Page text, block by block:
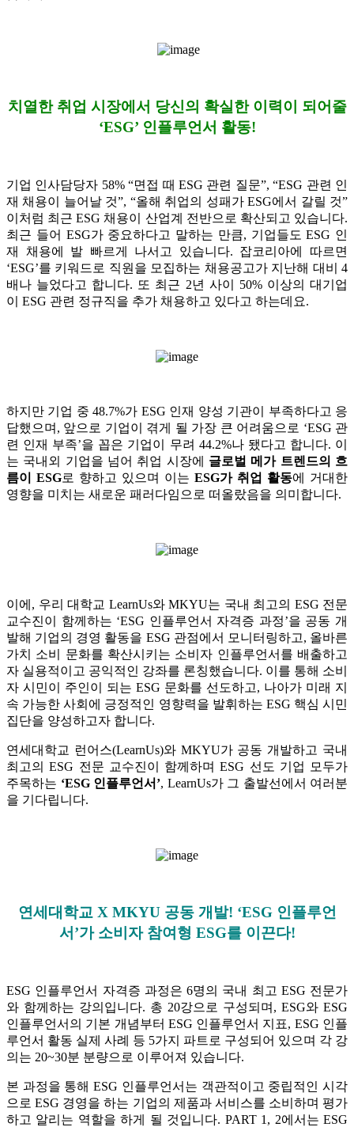
치열한 취업 시장에서 당신의 확실한 이력이 되어줄
‘ESG’ 인플루언서 활동!
기업 인사담당자 58% “면접 때 ESG 관련 질문”, “ESG 관련 인
재 채용이 늘어날 것”, “올해 취업의 성패가 ESG에서 갈릴 것”
이처럼 최근 ESG 채용이 산업계 전반으로 확산되고 있습니다.
최근 들어 ESG가 중요하다고 말하는 만큼, 기업들도 ESG 인
재 채용에 발 빠르게 나서고 있습니다. 잡코리아에 따르면
‘ESG’를 키워드로 직원을 모집하는 채용공고가 지난해 대비 4
배나 늘었다고 합니다. 또 최근 2년 사이 50% 이상의 대기업
이 ESG 관련 정규직을 추가 채용하고 있다고 하는데요.
하지만 기업 중 48.7%가 ESG 인재 양성 기관이 부족하다고 응
답했으며, 앞으로 기업이 겪게 될 가장 큰 어려움으로 ‘ESG 관
련 인재 부족’을 꼽은 기업이 무려 44.2%나 됐다고 합니다. 이
는 국내외 기업을 넘어 취업 시장에 글로벌 메가 트렌드의 흐
름이 ESG로 향하고 있으며 이는 ESG가 취업 활동에 거대한
영향을 미치는 새로운 패러다임으로 떠올랐음을 의미합니다.
이에, 우리 대학교 LearnUs와 MKYU는 국내 최고의 ESG 전문
교수진이 함께하는 ‘ESG 인플루언서 자격증 과정’을 공동 개
발해 기업의 경영 활동을 ESG 관점에서 모니터링하고, 올바른
가치 소비 문화를 확산시키는 소비자 인플루언서를 배출하고
자 실용적이고 공익적인 강좌를 론칭했습니다. 이를 통해 소비
자 시민이 주인이 되는 ESG 문화를 선도하고, 나아가 미래 지
속 가능한 사회에 긍정적인 영향력을 발휘하는 ESG 핵심 시민
집단을 양성하고자 합니다.
연세대학교 런어스(LearnUs)와 MKYU가 공동 개발하고 국내
최고의 ESG 전문 교수진이 함께하며 ESG 선도 기업 모두가
주목하는 ‘ESG 인플루언서’, LearnUs가 그 출발선에서 여러분
을 기다립니다.
연세대학교 X MKYU 공동 개발! ‘ESG 인플루언
서’가 소비자 참여형 ESG를 이끈다!
ESG 인플루언서 자격증 과정은 6명의 국내 최고 ESG 전문가
와 함께하는 강의입니다. 총 20강으로 구성되며, ESG와 ESG
인플루언서의 기본 개념부터 ESG 인플루언서 지표, ESG 인플
루언서 활동 실제 사례 등 5가지 파트로 구성되어 있으며 각 강
의는 20~30분 분량으로 이루어져 있습니다.
본 과정을 통해 ESG 인플루언서는 객관적이고 중립적인 시각
으로 ESG 경영을 하는 기업의 제품과 서비스를 소비하며 평가
하고 알리는 역할을 하게 될 것입니다. PART 1, 2에서는 ESG